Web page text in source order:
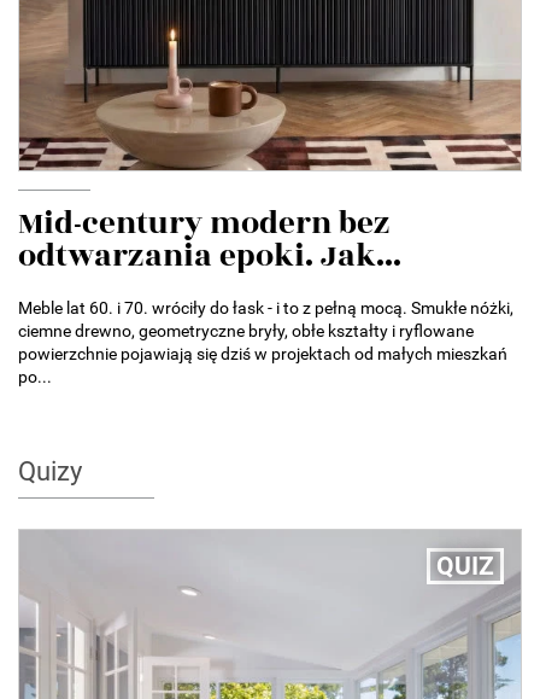
Mid-century modern bez
odtwarzania epoki. Jak...
Meble lat 60. i 70. wróciły do łask - i to z pełną mocą. Smukłe nóżki,
ciemne drewno, geometryczne bryły, obłe kształty i ryflowane
powierzchnie pojawiają się dziś w projektach od małych mieszkań
po...
Quizy
QUIZ